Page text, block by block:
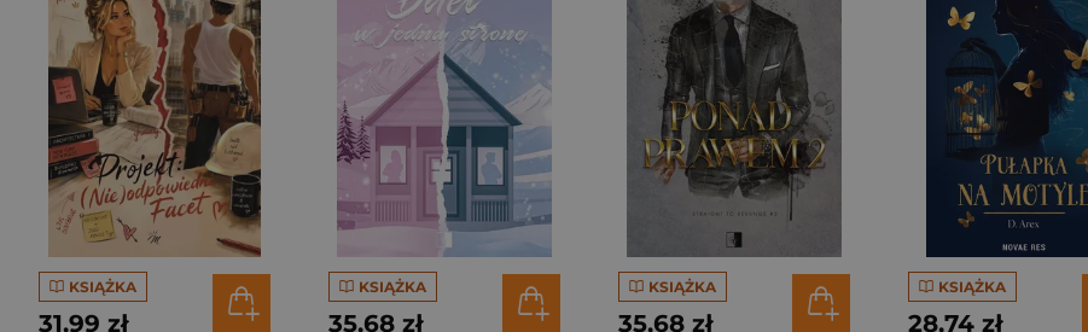
KSIĄŻKA
31,99 zł
KSIĄŻKA
35,68 zł
KSIĄŻKA
35,68 zł
KSIĄŻKA
28,74 zł